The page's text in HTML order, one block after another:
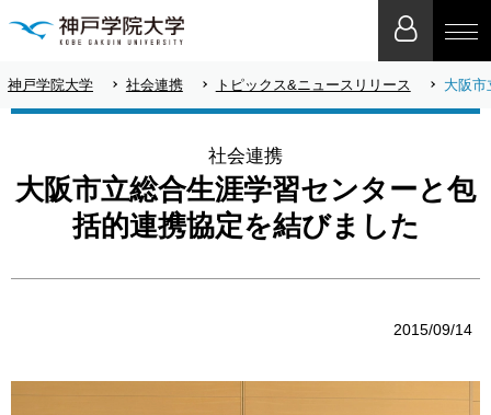
神戸学院大学 社会連携 トピックス&ニュースリリース 大阪市
社会連携
大阪市立総合生涯学習センターと包
括的連携協定を結びました
2015/09/14